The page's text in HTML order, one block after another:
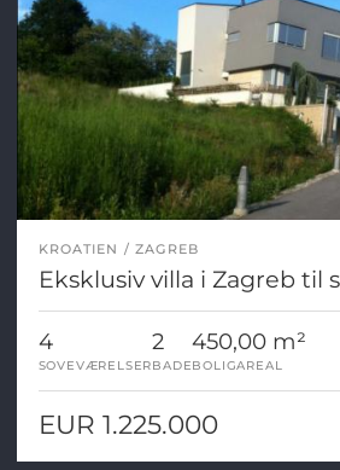
KROATIEN ZAGREB
Eksklusiv villa i Zagreb til
4
SOVEVÆRELSER
2
BADE
450,00 m²
BOLIGAREAL
EUR 1.225.000